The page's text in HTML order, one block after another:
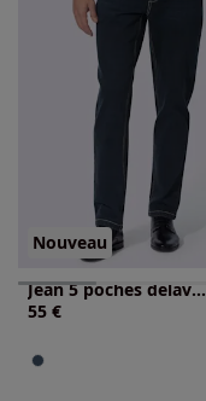
Nouveau
Jean 5 poches délavage spécial pour un coloris tendance
55 €